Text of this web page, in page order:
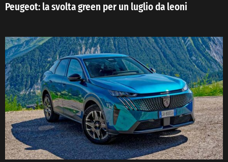
Peugeot: la svolta green per un luglio da leoni